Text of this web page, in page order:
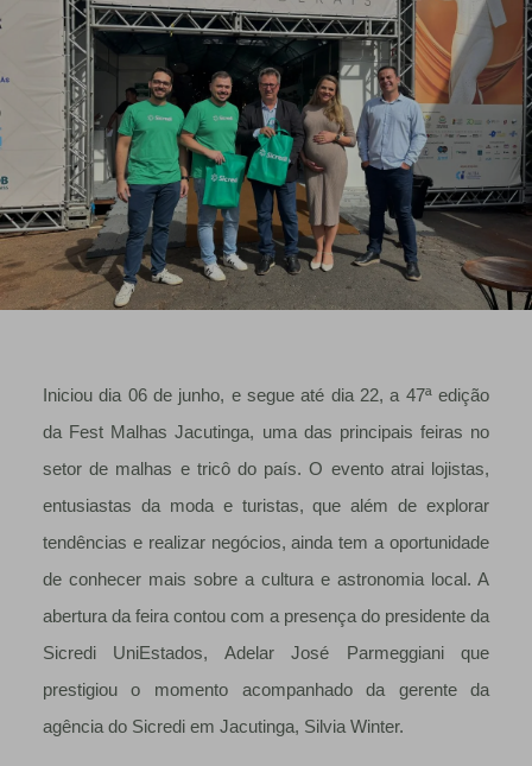
Iniciou dia 06 de junho, e segue até dia 22, a 47ª edição
da Fest Malhas Jacutinga, uma das principais feiras no
setor de malhas e tricô do país. O evento atrai lojistas,
entusiastas da moda e turistas, que além de explorar
tendências e realizar negócios, ainda tem a oportunidade
de conhecer mais sobre a cultura e astronomia local. A
abertura da feira contou com a presença do presidente da
Sicredi UniEstados, Adelar José Parmeggiani que
prestigiou o momento acompanhado da gerente da
agência do Sicredi em Jacutinga, Silvia Winter.